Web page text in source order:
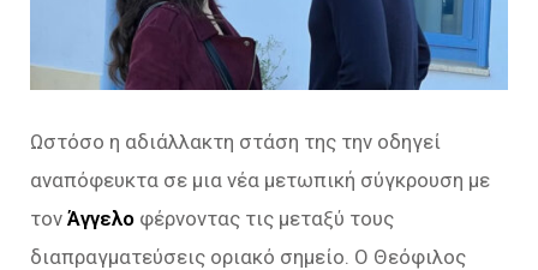
Ωστόσο η αδιάλλακτη στάση της την οδηγεί
αναπόφευκτα σε μια νέα μετωπική σύγκρουση με
τον Άγγελο φέρνοντας τις μεταξύ τους
διαπραγματεύσεις οριακό σημείο. Ο Θεόφιλος